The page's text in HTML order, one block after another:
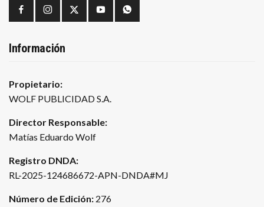
Información
Propietario:
WOLF PUBLICIDAD S.A.
Director Responsable:
Matías Eduardo Wolf
Registro DNDA:
RL-2025-124686672-APN-DNDA#MJ
Número de Edición: 276